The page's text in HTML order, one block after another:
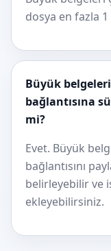
dosya en fazla 1
Büyük
bağlantısına
mi?
Evet. Büyük
bağlantısını
belirleyebilir ve
ekleyebilirsiniz.